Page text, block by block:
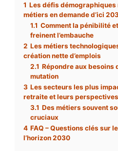
1 Les défis démographiques
métiers en demande d’ici
1.1 Comment la pénibilité
freinent l’embauche
2 Les métiers
création nette d’emplois
2.1 Répondre aux besoins
mutation
3 Les secteurs les plus
retraite et leurs perspectives
3.1 Des métiers souvent
cruciaux
4 FAQ – Questions clés sur
l’horizon 2030